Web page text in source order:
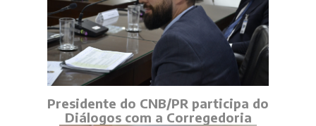
Presidente do CNB/PR participa do
Diálogos com a Corregedoria